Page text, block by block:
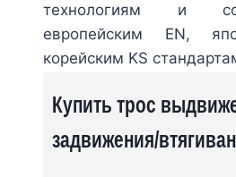
технологиям и
европейским EN,
корейским KS
Купить трос
задвижения/